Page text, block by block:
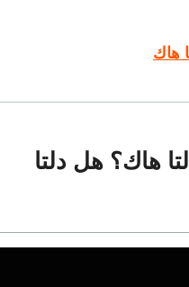
هاك
هاك؟ هل دلتا